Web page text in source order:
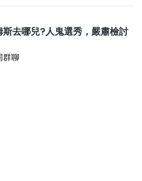
斯去哪兒?人鬼選秀，嚴肅檢討
群聊